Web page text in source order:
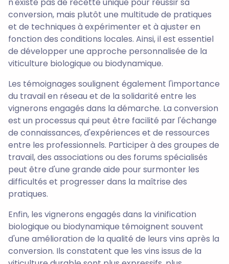
conversion, mais plutôt une multitude de pratiques
et de techniques à expérimenter et à ajuster en
fonction des conditions locales. Ainsi, il est essentiel
de développer une approche personnalisée de la
viticulture biologique ou biodynamique.
Les témoignages soulignent également l'importance
du travail en réseau et de la solidarité entre les
vignerons engagés dans la démarche. La conversion
est un processus qui peut être facilité par l'échange
de connaissances, d'expériences et de ressources
entre les professionnels. Participer à des groupes de
travail, des associations ou des forums spécialisés
peut être d'une grande aide pour surmonter les
difficultés et progresser dans la maîtrise des
pratiques.
Enfin, les vignerons engagés dans la vinification
biologique ou biodynamique témoignent souvent
d'une amélioration de la qualité de leurs vins après la
conversion. Ils constatent que les vins issus de la